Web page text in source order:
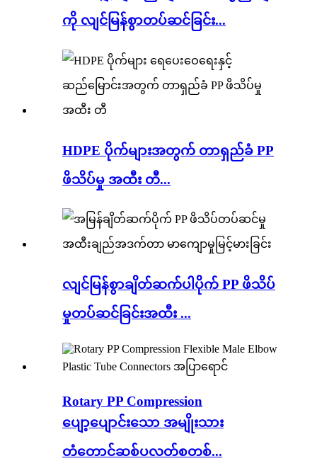
ကို လျင်မြန်စွာတပ်ဆင်ခြင်း...
HDPE ပိုက်များအတွက် တာရှည်ခံ PP
ဖိသိပ်မှု အထီး တီ...
လျင်မြန်စွာချိတ်ဆက်ပါပိုက် PP ဖိသိပ်
မှုတပ်ဆင်ခြင်းအထီး ...
Rotary PP Compression
ပျော့ပျောင်းသော အမျိုးသား
တံတောင်ဆစ်ပလတ်စတစ်...